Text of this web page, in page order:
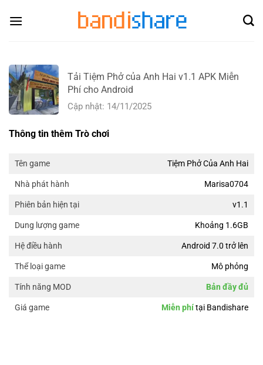
Tải Tiệm Phở của Anh Hai v1.1 APK Miễn
Phí cho Android
Cập nhật: 14/11/2025
Thông tin thêm Trò chơi
Tên game Tiệm Phở Của Anh Hai
Nhà phát hành Marisa0704
Phiên bản hiện tại v1.1
Dung lượng game Khoảng 1.6GB
Hệ điều hành Android 7.0 trở lên
Thể loại game Mô phỏng
Tính năng MOD Bản đầy đủ
Giá game Miễn phítại Bandishare